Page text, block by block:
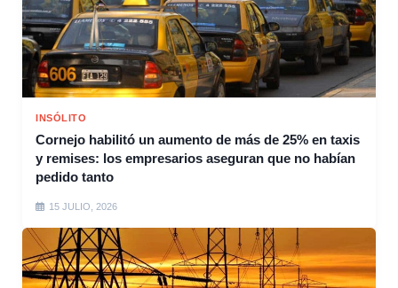
INSÓLITO
Cornejo habilitó un aumento de más de 25% en taxis
y remises: los empresarios aseguran que no habían
pedido tanto
15 JULIO, 2026